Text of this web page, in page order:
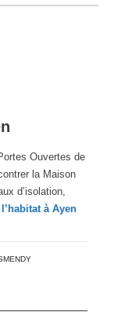
Ouvertes de
la Maison
d’isolation,
à Ayen